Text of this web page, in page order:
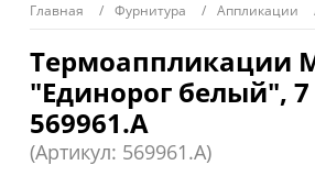
Главная Фурнитура Аппликации
Термоаппликации
"Единорог белый", 7
569961.А
(Артикул: 569961.А)